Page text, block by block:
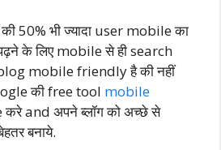
50% भी ज्यादा user mobile का
के लिए mobile से ही search
mobile friendly है की नहीं
की free tool mobile
करे and अपने ब्लॉग को अच्छे से
बनाये.